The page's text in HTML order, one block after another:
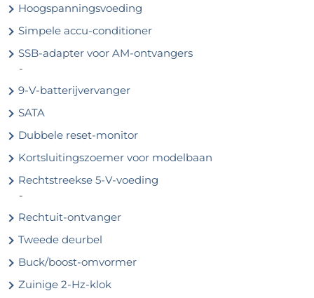
Hoogspanningsvoeding
Simpele accu-conditioner
SSB-adapter voor AM-ontvangers
-
9-V-batterijvervanger
SATA
Dubbele reset-monitor
Kortsluitingszoemer voor modelbaan
Rechtstreekse 5-V-voeding
-
Rechtuit-ontvanger
Tweede deurbel
Buck/boost-omvormer
Zuinige 2-Hz-klok